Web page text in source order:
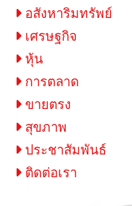
อสังหาริมทรัพย์
เศรษฐกิจ
หุ้น
การตลาด
ขายตรง
สุขภาพ
ประชาสัมพันธ์
ติดต่อเรา